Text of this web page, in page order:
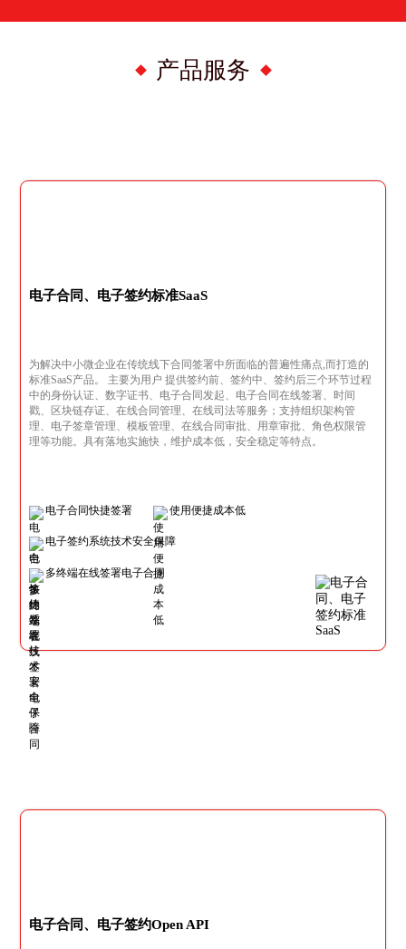
产品服务
电子合同、电子签约标准SaaS
为解决中小微企业在传统线下合同签署中所面临的普遍性痛点,而打造的
标准SaaS产品。 主要为用户 提供签约前、签约中、签约后三个环节过程
中的身份认证、数字证书、电子合同发起、电子合同在线签署、时间
戳、区块链存证、在线合同管理、在线司法等服务；支持组织架构管
理、电子签章管理、模板管理、在线合同审批、用章审批、角色权限管
理等功能。具有落地实施快，维护成本低，安全稳定等特点。
电子合同快捷签署 使用便捷成本低
电子签约系统技术安全保障
多终端在线签署电子合同
电子合同、电子签约Open API